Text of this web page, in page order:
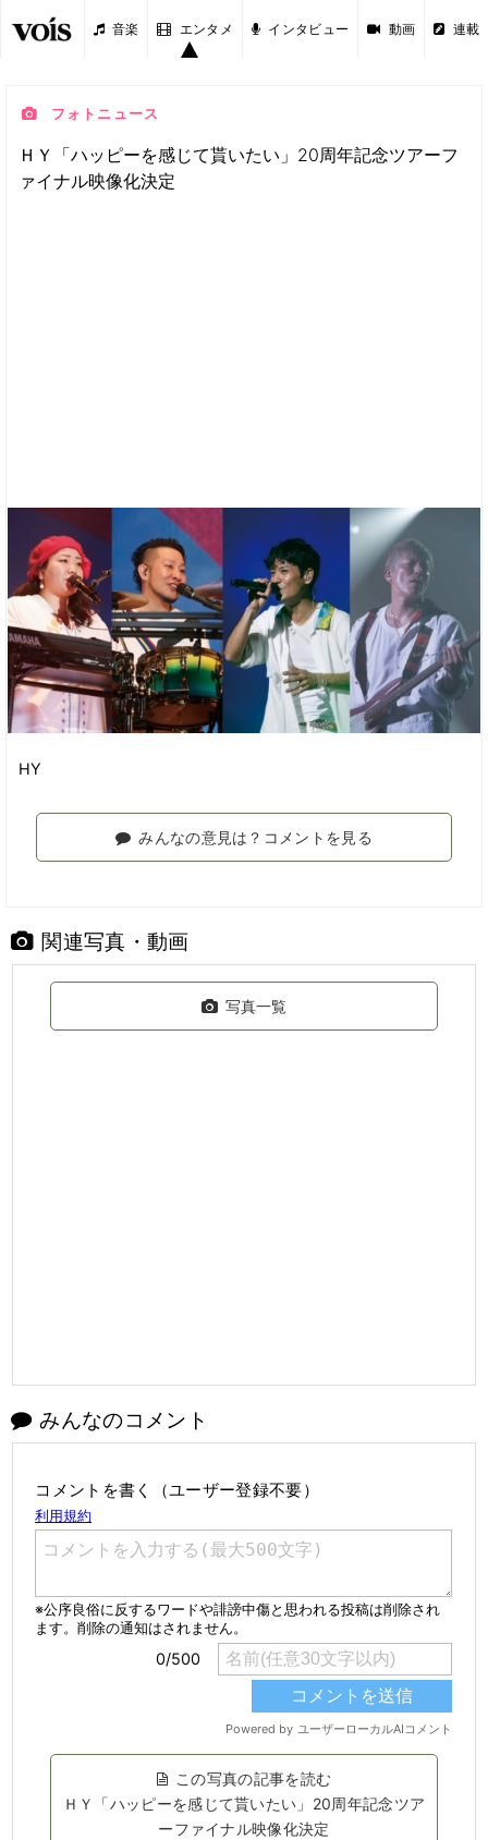
音楽 エンタメ インタビュー 動画 連載
フォトニュース
ＨＹ「ハッピーを感じて貰いたい」20周年記念ツアーフ
ァイナル映像化決定
HY
みんなの意見は？コメントを見る
関連写真・動画
写真一覧
みんなのコメント
コメントを書く（ユーザー登録不要）
この写真の記事を読む
ＨＹ「ハッピーを感じて貰いたい」20周年記念ツア
ーファイナル映像化決定